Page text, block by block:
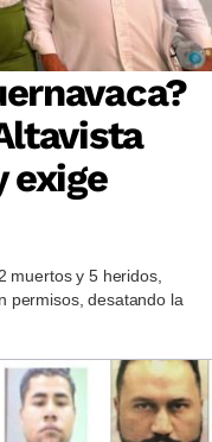
exige
muertos y 5 heridos,
permisos, desatando la